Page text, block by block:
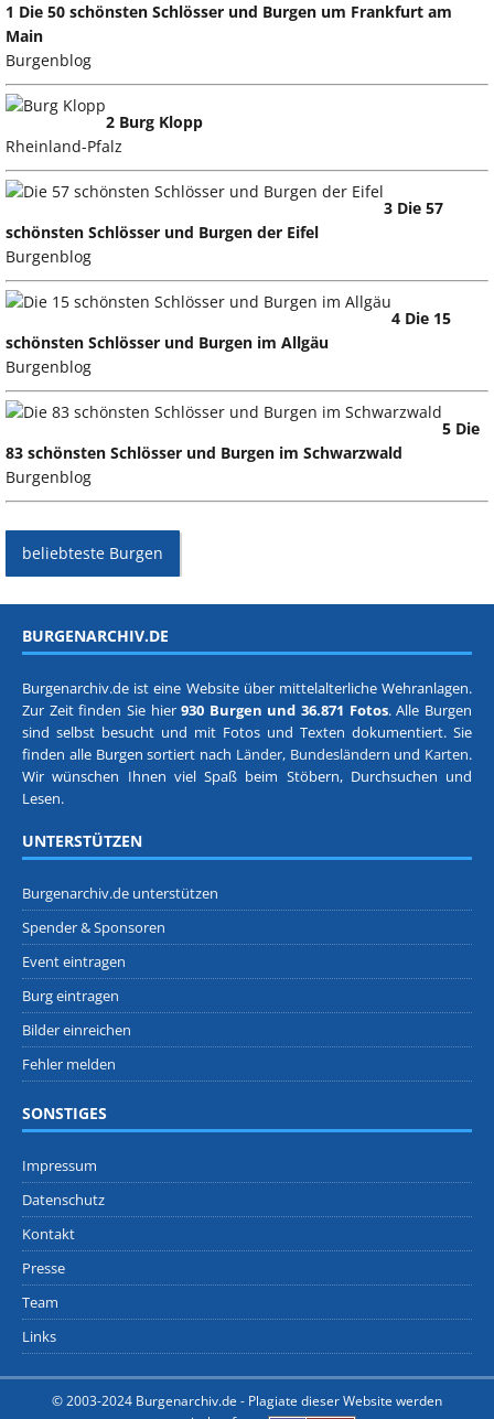
1 Die 50 schönsten Schlösser und Burgen um Frankfurt am
Main
Burgenblog
2 Burg Klopp
Rheinland-Pfalz
3 Die 57
schönsten Schlösser und Burgen der Eifel
Burgenblog
4 Die 15
schönsten Schlösser und Burgen im Allgäu
Burgenblog
5 Die
83 schönsten Schlösser und Burgen im Schwarzwald
Burgenblog
beliebteste Burgen
BURGENARCHIV.DE
Burgenarchiv.de ist eine Website über mittelalterliche Wehranlagen.
Zur Zeit finden Sie hier930 Burgen und 36.871 Fotos. Alle Burgen
sind selbst besucht und mit Fotos und Texten dokumentiert. Sie
finden alle Burgen sortiert nach Länder, Bundesländern und Karten.
Wir wünschen Ihnen viel Spaß beim Stöbern, Durchsuchen und
Lesen.
UNTERSTÜTZEN
Burgenarchiv.de unterstützen
Spender & Sponsoren
Event eintragen
Burg eintragen
Bilder einreichen
Fehler melden
SONSTIGES
Impressum
Datenschutz
Kontakt
Presse
Team
Links
© 2003-2024 Burgenarchiv.de - Plagiate dieser Website werden